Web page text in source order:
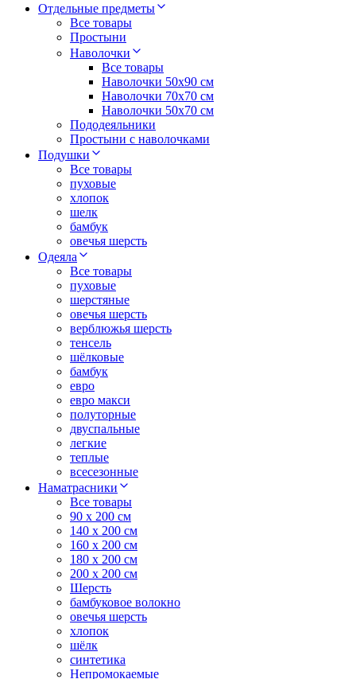
Отдельные предметы
Все товары
Простыни
Наволочки
Все товары
Наволочки 50x90 см
Наволочки 70x70 cм
Наволочки 50х70 см
Пододеяльники
Простыни с наволочками
Подушки
Все товары
пуховые
хлопок
шелк
бамбук
овечья шерсть
Одеяла
Все товары
пуховые
шерстяные
овечья шерсть
верблюжья шерсть
тенсель
шёлковые
бамбук
евро
евро макси
полуторные
двуспальные
легкие
теплые
всесезонные
Наматрасники
Все товары
90 x 200 см
140 x 200 см
160 x 200 см
180 x 200 см
200 x 200 см
Шерсть
бамбуковое волокно
овечья шерсть
хлопок
шёлк
синтетика
Непромокаемые